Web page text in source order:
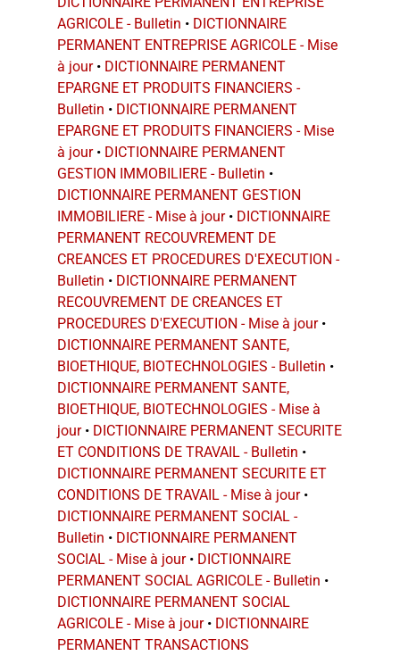
AGRICOLE - Bulletin • DICTIONNAIRE
PERMANENT ENTREPRISE AGRICOLE - Mise
à jour • DICTIONNAIRE PERMANENT
EPARGNE ET PRODUITS FINANCIERS -
Bulletin • DICTIONNAIRE PERMANENT
EPARGNE ET PRODUITS FINANCIERS - Mise
à jour • DICTIONNAIRE PERMANENT
GESTION IMMOBILIERE - Bulletin •
DICTIONNAIRE PERMANENT GESTION
IMMOBILIERE - Mise à jour • DICTIONNAIRE
PERMANENT RECOUVREMENT DE
CREANCES ET PROCEDURES D'EXECUTION -
Bulletin • DICTIONNAIRE PERMANENT
RECOUVREMENT DE CREANCES ET
PROCEDURES D'EXECUTION - Mise à jour •
DICTIONNAIRE PERMANENT SANTE,
BIOETHIQUE, BIOTECHNOLOGIES - Bulletin •
DICTIONNAIRE PERMANENT SANTE,
BIOETHIQUE, BIOTECHNOLOGIES - Mise à
jour • DICTIONNAIRE PERMANENT SECURITE
ET CONDITIONS DE TRAVAIL - Bulletin •
DICTIONNAIRE PERMANENT SECURITE ET
CONDITIONS DE TRAVAIL - Mise à jour •
DICTIONNAIRE PERMANENT SOCIAL -
Bulletin • DICTIONNAIRE PERMANENT
SOCIAL - Mise à jour • DICTIONNAIRE
PERMANENT SOCIAL AGRICOLE - Bulletin •
DICTIONNAIRE PERMANENT SOCIAL
AGRICOLE - Mise à jour • DICTIONNAIRE
PERMANENT TRANSACTIONS